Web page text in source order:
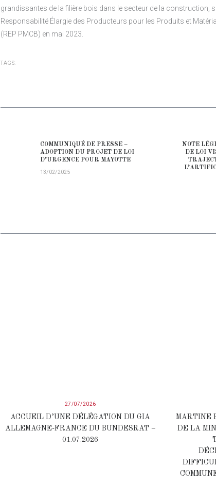
grandissantes de la filière bois dans le secteur de la construction,
Responsabilité Élargie des Producteurs pour les Produits et
(REP PMCB) en mai 2023.
TAGS:
Previous post:
COMMUNIQUÉ DE PRESSE –
ADOPTION DU PROJET DE LOI
D’URGENCE POUR MAYOTTE
13/02/2025
NOTE
DE LOI
27/07/2026
ACCUEIL D’UNE DÉLÉGATION DU GIA
ALLEMAGNE-FRANCE DU BUNDESRAT –
01.07.2026
MARTINE
DE LA